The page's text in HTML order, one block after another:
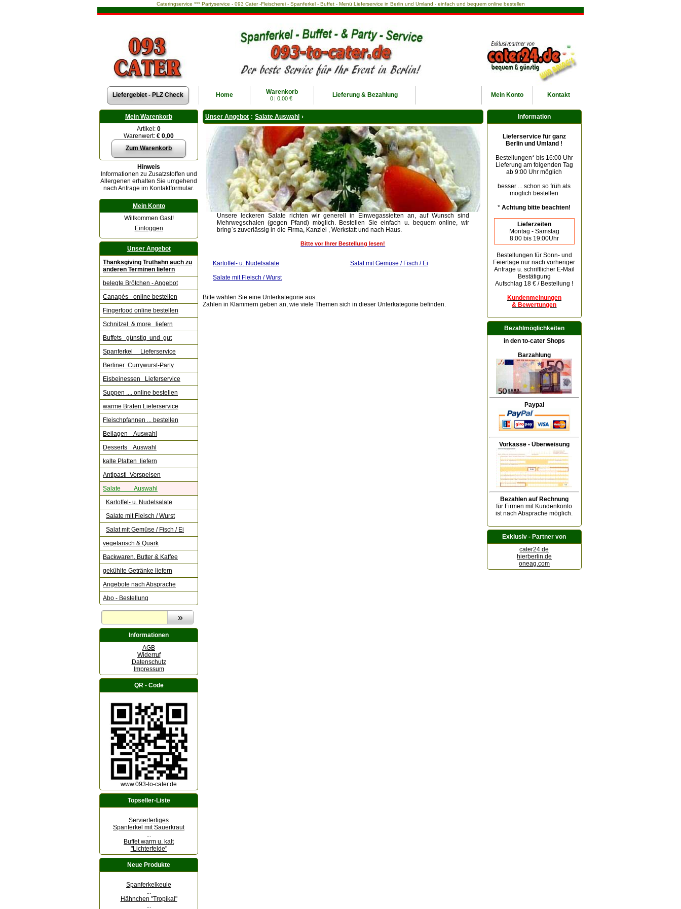
Cateringservice *** Partyservice - 093 Cater -Fleischerei - Spanferkel - Buffet - Menü Lieferservice in Berlin und Umland - einfach und bequem online bestellen
Liefergebiet - PLZ Check Home Warenkorb
0 | 0,00 € Lieferung & Bezahlung Kontakt
Mein Konto
Mein Warenkorb
Artikel: 0
Warenwert: € 0,00
Zum Warenkorb
Hinweis
Informationen zu Zusatzstoffen und
Allergenen erhalten Sie umgehend
nach Anfrage im Kontaktformular.
Mein Konto
Willkommen Gast!
Einloggen
Unser Angebot
Thanksgiving Truthahn auch zu
anderen Terminen liefern
belegte Brötchen - Angebot
Canapés - online bestellen
Fingerfood online bestellen
Schnitzel & more liefern
Buffets günstig und gut
Spanferkel Lieferservice
Berliner Currywurst-Party
Eisbeinessen Lieferservice
Suppen .... online bestellen
warme Braten Lieferservice
Fleischpfannen ... bestellen
Beilagen Auswahl
Desserts Auswahl
kalte Platten liefern
Antipasti Vorspeisen
Salate Auswahl
Kartoffel- u. Nudelsalate
Salate mit Fleisch / Wurst
Salat mit Gemüse / Fisch / Ei
vegetarisch & Quark
Backwaren, Butter & Kaffee
gekühlte Getränke liefern
Angebote nach Absprache
Abo - Bestellung
Informationen
AGB
Widerruf
Datenschutz
Impressum
QR - Code
www.093-to-cater.de
Topseller-Liste
Servierfertiges
Spanferkel mit Sauerkraut
...
Buffet warm u. kalt
"Lichterfelde"
Neue Produkte
Spanferkelkeule
...
Hähnchen "Tropikal"
...
Unser Angebot : Salate Auswahl ›
Unsere leckeren Salate richten wir generell in Einwegassietten an, auf Wunsch sind
Mehrwegschalen (gegen Pfand) möglich. Bestellen Sie einfach u. bequem online, wir
bring`s zuverlässig in die Firma, Kanzlei , Werkstatt und nach Haus.
Bitte vor Ihrer Bestellung lesen!
Kartoffel- u. Nudelsalate
Salate mit Fleisch / Wurst
Salat mit Gemüse / Fisch / Ei
Bitte wählen Sie eine Unterkategorie aus.
Zahlen in Klammern geben an, wie viele Themen sich in dieser Unterkategorie befinden.
Information
Lieferservice für ganz
Berlin und Umland !
Bestellungen* bis 16:00 Uhr
Lieferung am folgenden Tag
ab 9:00 Uhr möglich
besser ... schon so früh als
möglich bestellen
*Achtung bitte beachten!
Lieferzeiten
Montag - Samstag
8:00 bis 19:00Uhr
Bestellungen für Sonn- und
Feiertagenur nach vorheriger
Anfrage u. schriftlicher E-Mail
Bestätigung
Aufschlag 18 € / Bestellung !
Kundenmeinungen
& Bewertungen
Bezahlmöglichkeiten
in den to-cater Shops
Barzahlung
Paypal
Vorkasse - Überweisung
Bezahlen auf Rechnung
für Firmen mit Kundenkonto
ist nach Absprache möglich.
Exklusiv - Partner von
cater24.de
hierberlin.de
oneag.com